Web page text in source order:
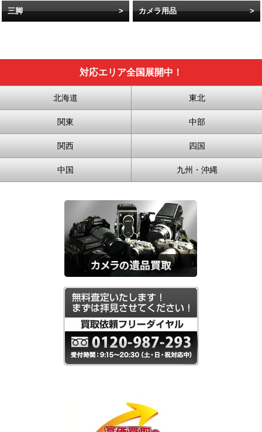
三脚 カメラ用品
対応エリア全国展開中！
北海道 東北
関東 中部
関西 四国
中国 九州・沖縄